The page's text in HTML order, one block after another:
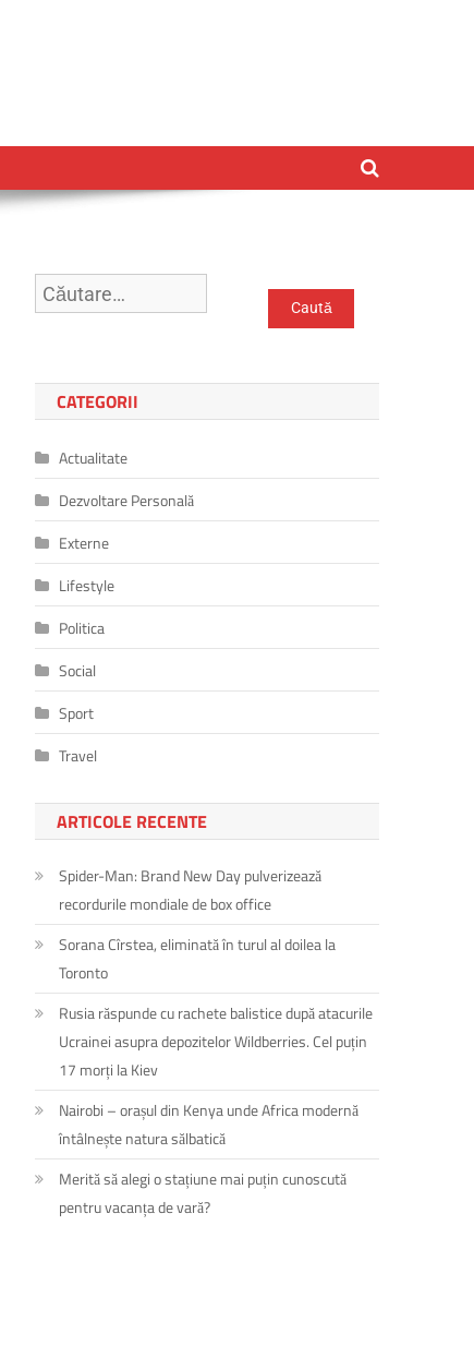
Caută
după:
CATEGORII
Actualitate
Dezvoltare Personală
Externe
Lifestyle
Politica
Social
Sport
Travel
ARTICOLE RECENTE
Spider-Man: Brand New Day pulverizează
recordurile mondiale de box office
Sorana Cîrstea, eliminată în turul al doilea la
Toronto
Rusia răspunde cu rachete balistice după atacurile
Ucrainei asupra depozitelor Wildberries. Cel puțin
17 morți la Kiev
Nairobi – orașul din Kenya unde Africa modernă
întâlnește natura sălbatică
Merită să alegi o stațiune mai puțin cunoscută
pentru vacanța de vară?